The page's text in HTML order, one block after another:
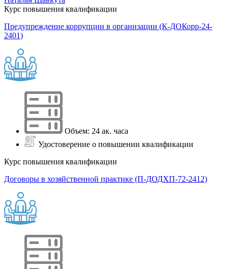
Курс повышения квалификации
Предупреждение коррупции в организации (К-ДОКорр-24-
2401)
Объем: 24 ак. часа
Удостоверение о повышении квалификации
Курс повышения квалификации
Договоры в хозяйственной практике (П-ДОДХП-72-2412)